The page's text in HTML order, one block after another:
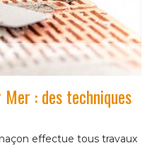
: des techniques
effectue tous travaux